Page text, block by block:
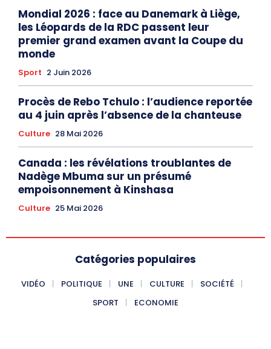
Mondial 2026 : face au Danemark à Liège,
les Léopards de la RDC passent leur
premier grand examen avant la Coupe du
monde
Sport 2 Juin 2026
Procès de Rebo Tchulo : l’audience reportée
au 4 juin après l’absence de la chanteuse
Culture 28 Mai 2026
Canada : les révélations troublantes de
Nadège Mbuma sur un présumé
empoisonnement à Kinshasa
Culture 25 Mai 2026
Catégories populaires
VIDÉO POLITIQUE UNE CULTURE
SOCIÉTÉ
SPORT
ECONOMIE